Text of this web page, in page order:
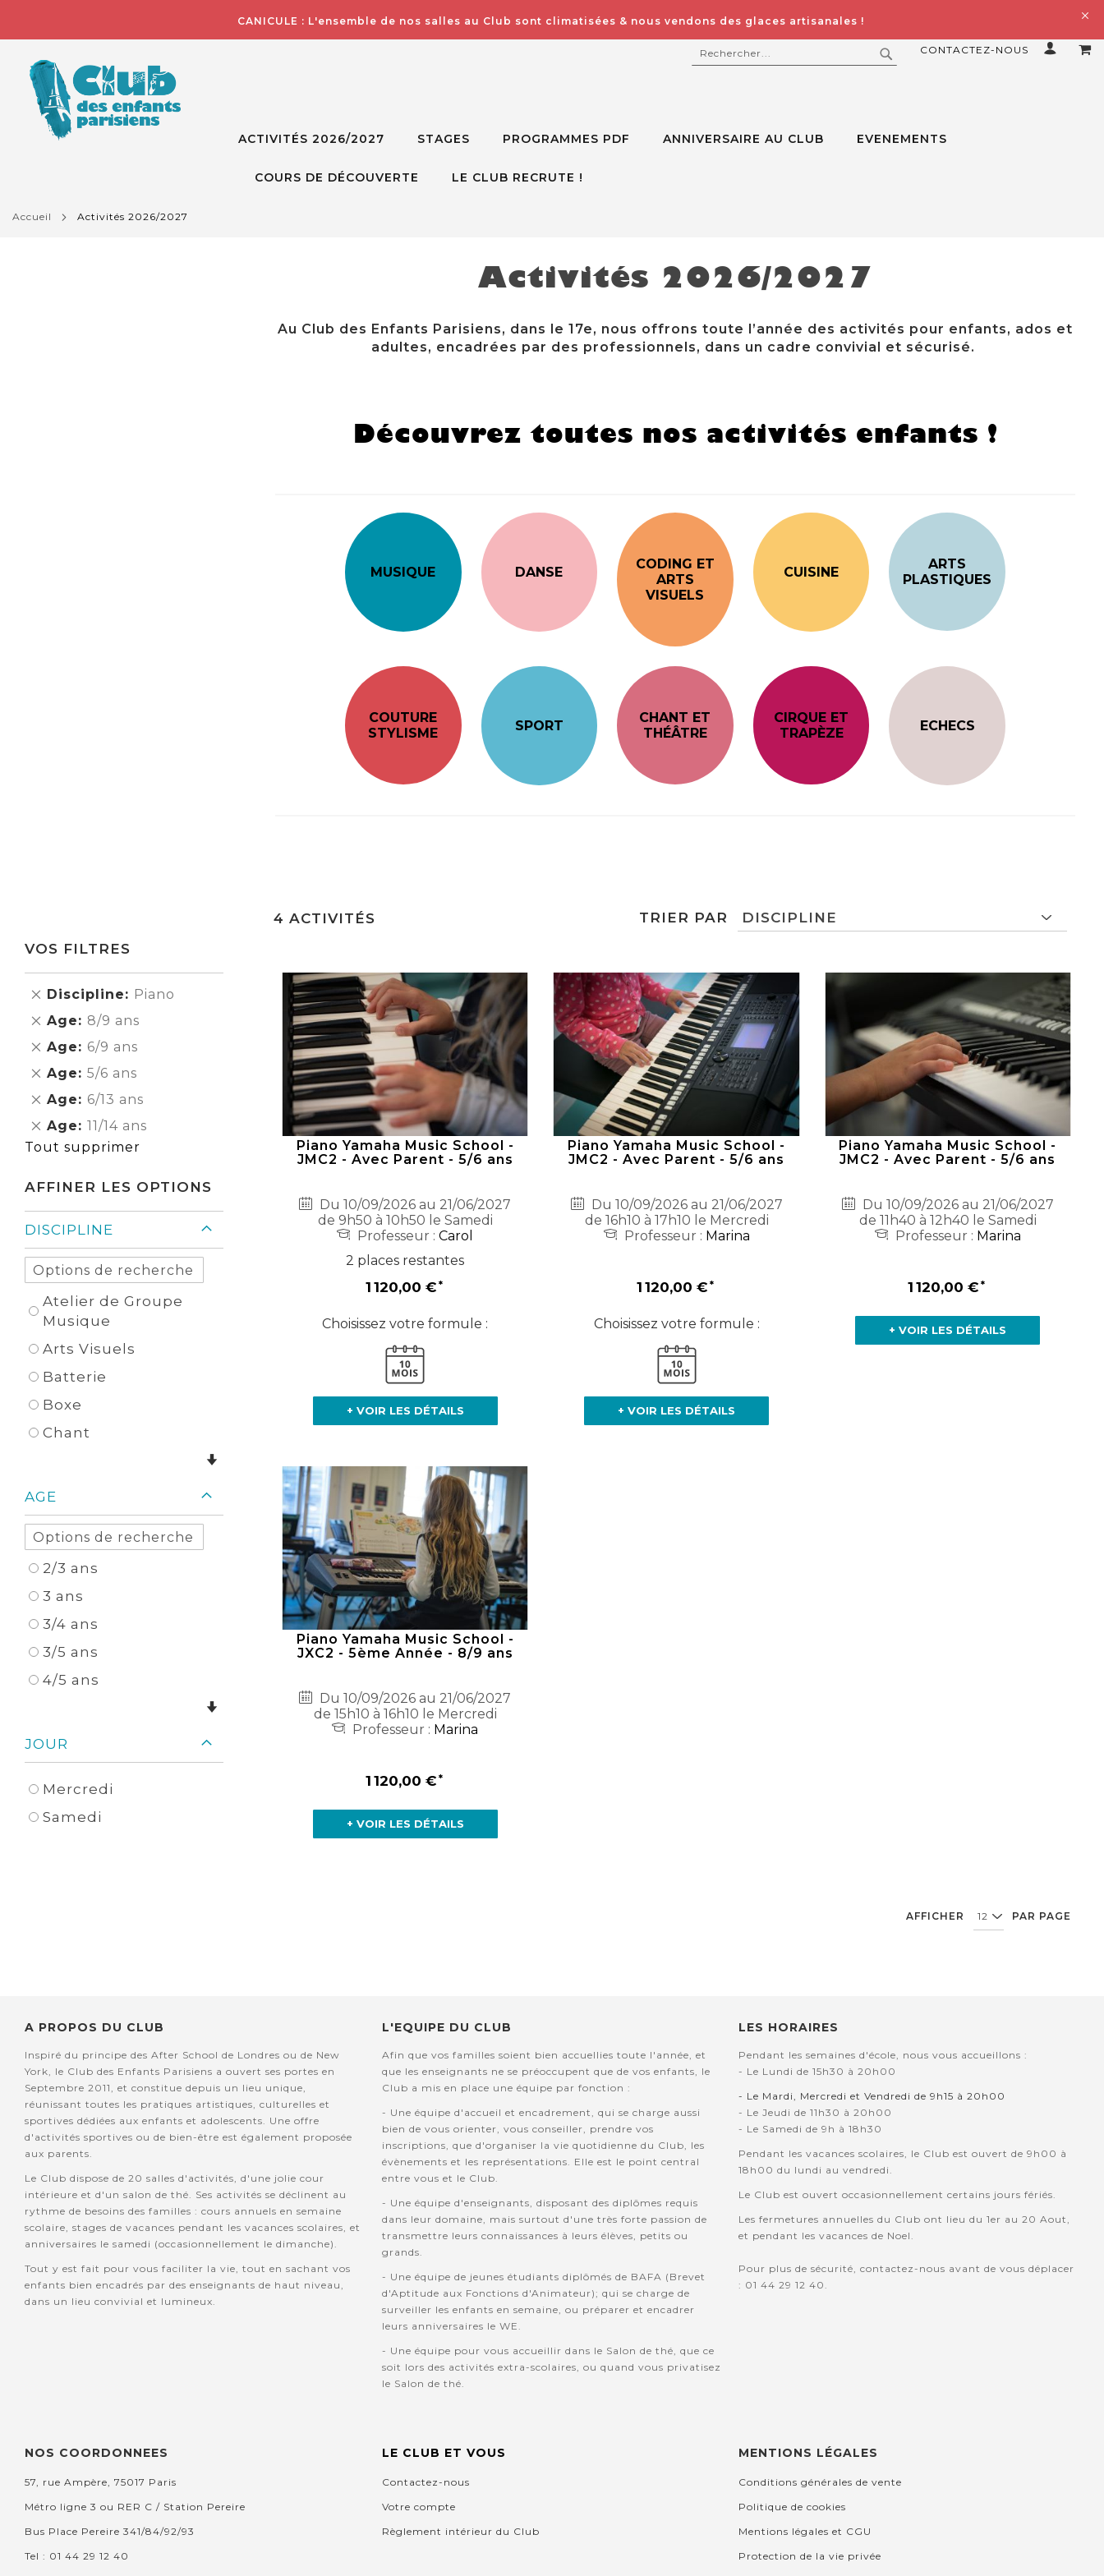
CANICULE : L'ensemble de nos salles au Club sont climatisées & nous vendons des glaces artisanales !
CONTACTEZ-NOUS
RECHERCHER
ACTIVITÉS 2026/2027 STAGES PROGRAMMES PDF ANNIVERSAIRE AU CLUB EVENEMENTS
COURS DE DÉCOUVERTE LE CLUB RECRUTE !
accueil activités 2026/2027
Activités 2026/2027
Au Club des Enfants Parisiens, dans le 17e, nous offrons toute l’année des activités pour enfants, ados et
adultes, encadrées par des professionnels, dans un cadre convivial et sécurisé.
Découvrez toutes nos activités enfants !
MUSIQUE DANSE
CODING ET
ARTS
VISUELS
CUISINE
ARTS
PLASTIQUES
COUTURE
STYLISME
SPORT
CHANT ET
THÉÂTRE
CIRQUE ET
TRAPÈZE
ECHECS
4 ACTIVITÉS TRIER PAR
Piano Yamaha Music School -
JMC2 - Avec Parent - 5/6 ans
Du 10/09/2026 au 21/06/2027
de 9h50 à 10h50 le Samedi
Professeur :Carol
2 places restantes
1 120,00 €
Choisissez votre formule :
+ VOIR LES DÉTAILS
Piano Yamaha Music School -
JMC2 - Avec Parent - 5/6 ans
Du 10/09/2026 au 21/06/2027
de 16h10 à 17h10 le Mercredi
Professeur : Marina
1 120,00 €
Choisissez votre formule :
+ VOIR LES DÉTAILS
Piano Yamaha Music School -
JMC2 - Avec Parent - 5/6 ans
Du 10/09/2026 au 21/06/2027
de 11h40 à 12h40 le Samedi
Professeur : Marina
1 120,00 €
+ VOIR LES DÉTAILS
Piano Yamaha Music School -
JXC2 - 5ème Année - 8/9 ans
Du 10/09/2026 au 21/06/2027
de 15h10 à 16h10 le Mercredi
Professeur : Marina
1 120,00 €
+ VOIR LES DÉTAILS
AFFICHER PAR PAGE
VOS FILTRES
Discipline Piano
Supprimer
Élément
Age 8/9 ans
Supprimer
Élément
Age 6/9 ans
Supprimer
Élément
Age 5/6 ans
Supprimer
Élément
Age 6/13 ans
Supprimer
Élément
Age 11/14 ans
Supprimer
cet
Tout supprimer
AFFINER LES OPTIONS
DISCIPLINE
Atelier de Groupe
Musique
Arts Visuels
Batterie
Boxe
Chant
AGE
2/3 ans
3 ans
3/4 ans
3/5 ans
4/5 ans
JOUR
Mercredi
Samedi
A PROPOS DU CLUB
Inspiré du principe des After School de Londres ou de New
York, le Club des Enfants Parisiens a ouvert ses portes en
Septembre 2011, et constitue depuis un lieu unique,
réunissant toutes les pratiques artistiques, culturelles et
sportives dédiées aux enfants et adolescents. Une offre
d'activités sportives ou de bien-être est également proposée
aux parents.
Le Club dispose de 20 salles d'activités, d'une jolie cour
intérieure et d'un salon de thé. Ses activités se déclinent au
rythme de besoins des familles : cours annuels en semaine
scolaire, stages de vacances pendant les vacances scolaires, et
anniversaires le samedi (occasionnellement le dimanche).
Tout y est fait pour vous faciliter la vie, tout en sachant vos
enfants bien encadrés par des enseignants de haut niveau,
dans un lieu convivial et lumineux.
L'EQUIPE DU CLUB
Afin que vos familles soient bien accuellies toute l'année, et
que les enseignants ne se préoccupent que de vos enfants, le
Club a mis en place une équipe par fonction :
- Une équipe d'accueil et encadrement, qui se charge aussi
bien de vous orienter, vous conseiller, prendre vos
inscriptions, que d'organiser la vie quotidienne du Club, les
évènements et les représentations. Elle est le point central
entre vous et le Club.
- Une équipe d'enseignants, disposant des diplômes requis
dans leur domaine, mais surtout d'une très forte passion de
transmettre leurs connaissances à leurs élèves, petits ou
grands.
- Une équipe de jeunes étudiants diplômés de BAFA (Brevet
d'Aptitude aux Fonctions d'Animateur); qui se charge de
surveiller les enfants en semaine, ou préparer et encadrer
leurs anniversaires le WE.
- Une équipe pour vous accueillir dans le Salon de thé, que ce
soit lors des activités extra-scolaires, ou quand vous privatisez
le Salon de thé.
LES HORAIRES
Pendant les semaines d'école, nous vous accueillons :
- Le Lundi de 15h30 à 20h00
- Le Mardi, Mercredi et Vendredi de 9h15 à 20h00
- Le Jeudi de 11h30 à 20h00
- Le Samedi de 9h à 18h30
Pendant les vacances scolaires, le Club est ouvert de 9h00 à
18h00 du lundi au vendredi.
Le Club est ouvert occasionnellement certains jours fériés.
Les fermetures annuelles du Club ont lieu du 1er au 20 Aout,
et pendant les vacances de Noel.
Pour plus de sécurité, contactez-nous avant de vous déplacer
: 01 44 29 12 40.
NOS COORDONNEES
57, rue Ampère, 75017 Paris
Métro ligne 3 ou RER C / Station Pereire
Bus Place Pereire 341/84/92/93
Tel : 01 44 29 12 40
LE CLUB ET VOUS
Contactez-nous
Votre compte
Règlement intérieur du Club
MENTIONS LÉGALES
Conditions générales de vente
Politique de cookies
Mentions légales et CGU
Protection de la vie privée